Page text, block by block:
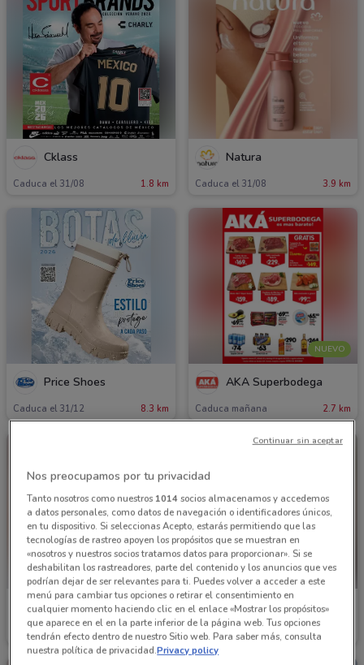
Cklass
Caduca el 31/08 1.8 km
Natura
Caduca el 31/08 3.9 km
Price Shoes
Caduca el 31/12 8.3 km
NUEVO
AKÁ Superbodega
Caduca mañana 2.7 km
Cklass
Caduca el 31/08 1.8 km
Andrea
Caduca el 31/12
Nos preocupamos por tu privacidad
Tanto nosotros como nuestros 1014socios almacenamos y accedemos
a datos personales, como datos de navegación o identificadores únicos,
en tu dispositivo. Si seleccionas Acepto, estarás permitiendo que las
tecnologías de rastreo apoyen los propósitos que se muestran en
«nosotros y nuestros socios tratamos datos para proporcionar». Si se
deshabilitan los rastreadores, parte del contenido y los anuncios que ves
podrían dejar de ser relevantes para ti. Puedes volver a acceder a este
menú para cambiar tus opciones o retirar el consentimiento en
cualquier momento haciendo clic en el enlace «Mostrar los propósitos»
que aparece en el en la parte inferior de la página web. Tus opciones
tendrán efecto dentro de nuestro Sitio web. Para saber más, consulta
nuestra política de privacidad.Privacy policy
Continuar sin aceptar